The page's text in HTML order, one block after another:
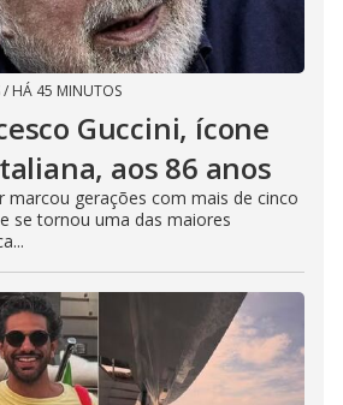
/ HÁ 45 MINUTOS
Guccini, ícone
aos 86 anos
marcou gerações com mais de cinco
se tornou uma das maiores